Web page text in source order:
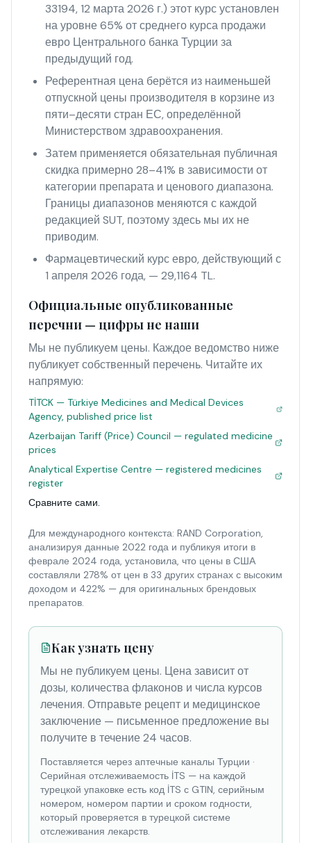
33194, 12 марта 2026 г.) этот курс установлен
на уровне 65% от среднего курса продажи
евро Центрального банка Турции за
предыдущий год.
Референтная цена берётся из наименьшей
отпускной цены производителя в корзине из
пяти–десяти стран ЕС, определённой
Министерством здравоохранения.
Затем применяется обязательная публичная
скидка примерно 28–41% в зависимости от
категории препарата и ценового диапазона.
Границы диапазонов меняются с каждой
редакцией SUT, поэтому здесь мы их не
приводим.
Фармацевтический курс евро, действующий с
1 апреля 2026 года, — 29,1164 TL.
Официальные опубликованные
перечни — цифры не наши
Мы не публикуем цены. Каждое ведомство ниже
публикует собственный перечень. Читайте их
напрямую:
TİTCK — Türkiye Medicines and Medical Devices
Agency, published price list
Azerbaijan Tariff (Price) Council — regulated medicine
prices
Analytical Expertise Centre — registered medicines
register
Сравните сами.
Для международного контекста: RAND Corporation,
анализируя данные 2022 года и публикуя итоги в
феврале 2024 года, установила, что цены в США
составляли 278% от цен в 33 других странах с высоким
доходом и 422% — для оригинальных брендовых
препаратов.
Как узнать цену
Мы не публикуем цены. Цена зависит от
дозы, количества флаконов и числа курсов
лечения. Отправьте рецепт и медицинское
заключение — письменное предложение вы
получите в течение 24 часов.
Поставляется через аптечные каналы Турции ·
Серийная отслеживаемость İTS — на каждой
турецкой упаковке есть код İTS с GTIN, серийным
номером, номером партии и сроком годности,
который проверяется в турецкой системе
отслеживания лекарств.